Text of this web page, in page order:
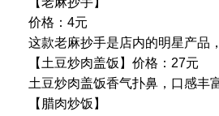
价格：4元
这款老麻抄手是店内的明星产品
【土豆炒肉盖饭】 价格：27元
土豆炒肉盖饭香气扑鼻，口感丰
【腊肉炒饭】